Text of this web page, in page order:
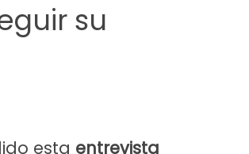
su
esta entrevista